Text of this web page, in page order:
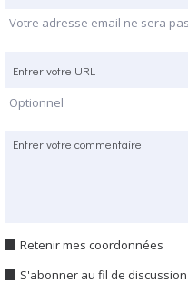
Votre adresse email ne sera
Optionnel
Retenir mes coordonnées
S'abonner au fil de discussion